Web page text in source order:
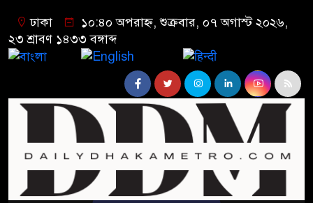
ঢাকা
১০:৪০ অপরাহ্ন, শুক্রবার, ০৭ অগাস্ট ২০২৬,
২৩ শ্রাবণ ১৪৩৩ বঙ্গাব্দ